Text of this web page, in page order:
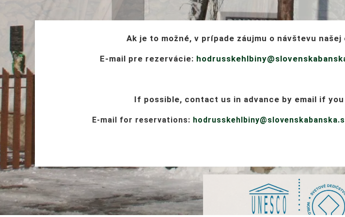
Ak je to možné, v prípade záujmu o návštevu
E-mail pre rezervácie:
If possible, contact us in advance by email if
E-mail for reservations: